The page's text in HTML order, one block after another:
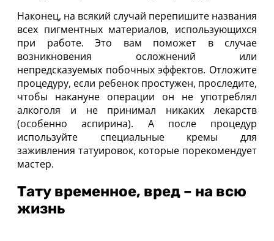
Наконец, на всякий случай перепишите названия
всех пигментных материалов, использующихся
при работе. Это вам поможет в случае
возникновения осложнений или
непредсказуемых побочных эффектов. Отложите
процедуру, если ребенок простужен, проследите,
чтобы накануне операции он не употреблял
алкоголя и не принимал никаких лекарств
(особенно аспирина). А после процедур
используйте специальные кремы для
заживления татуировок, которые порекомендует
мастер.
Тату временное, вред – на всю
жизнь